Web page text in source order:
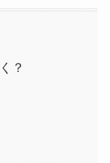
？